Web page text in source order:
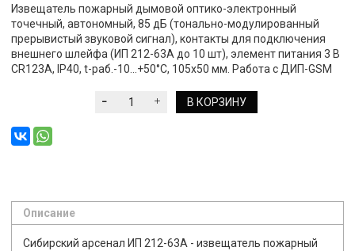
Извещатель пожарный дымовой оптико-электронный
точечный, автономный, 85 дБ (тонально-модулированный
прерывистый звуковой сигнал), контакты для подключения
внешнего шлейфа (ИП 212-63А до 10 шт), элемент питания 3 В
CR123A, IP40, t-раб.-10...+50°С, 105х50 мм. Работа с ДИП-GSM
В КОРЗИНУ
Описание
Сибирский арсенал ИП 212-63А - извещатель пожарный